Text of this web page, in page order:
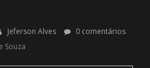
Jeferson Alves
0 comentários
Souza